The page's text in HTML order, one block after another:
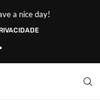
a nice day!